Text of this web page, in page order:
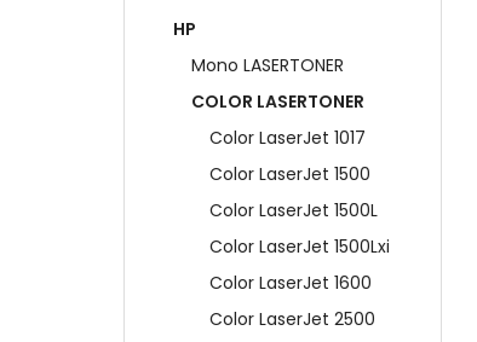
HP
Mono LASERTONER
COLOR LASERTONER
Color LaserJet 1017
Color LaserJet 1500
Color LaserJet 1500L
Color LaserJet 1500Lxi
Color LaserJet 1600
Color LaserJet 2500